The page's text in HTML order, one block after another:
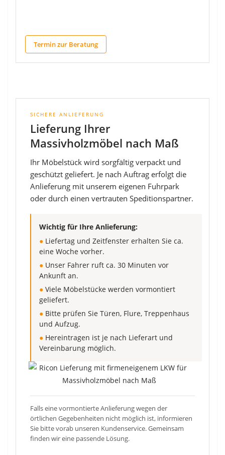
Termin zur Beratung
SICHERE ANLIEFERUNG
Lieferung Ihrer
Massivholzmöbel nach Maß
Ihr Möbelstück wird sorgfältig verpackt und
geschützt geliefert. Je nach Auftrag erfolgt die
Anlieferung mit unserem eigenen Fuhrpark
oder durch einen vertrauten Speditionspartner.
Wichtig für Ihre Anlieferung:
● Liefertag und Zeitfenster erhalten Sie ca.
eine Woche vorher.
● Unser Fahrer ruft ca. 30 Minuten vor
Ankunft an.
● Viele Möbelstücke werden vormontiert
geliefert.
● Bitte prüfen Sie Türen, Flure, Treppenhaus
und Aufzug.
● Hereintragen ist je nach Lieferart und
Vereinbarung möglich.
Falls eine vormontierte Anlieferung wegen der
örtlichen Gegebenheiten nicht möglich ist, informieren
Sie bitte vorab unseren Kundenservice. Gemeinsam
finden wir eine passende Lösung.